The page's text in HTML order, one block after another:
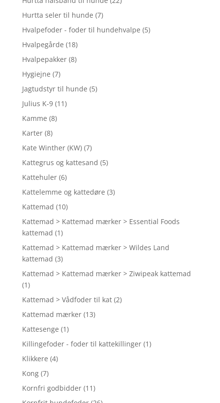
Hurtta seler til hunde (7)
Hvalpefoder - foder til hundehvalpe (5)
Hvalpegårde (18)
Hvalpepakker (8)
Hygiejne (7)
Jagtudstyr til hunde (5)
Julius K-9 (11)
Kamme (8)
Karter (8)
Kate Winther (KW) (7)
Kattegrus og kattesand (5)
Kattehuler (6)
Kattelemme og kattedøre (3)
Kattemad (10)
Kattemad > Kattemad mærker > Essential Foods
kattemad (1)
Kattemad > Kattemad mærker > Wildes Land
kattemad (3)
Kattemad > Kattemad mærker > Ziwipeak kattemad
(1)
Kattemad > Vådfoder til kat (2)
Kattemad mærker (13)
Kattesenge (1)
Killingefoder - foder til kattekillinger (1)
Klikkere (4)
Kong (7)
Kornfri godbidder (11)